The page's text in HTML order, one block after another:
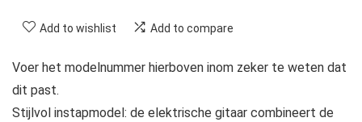
Add to wishlist Add to compare
Voer het modelnummer hierboven inom zeker te weten dat
dit past.
Stijlvol instapmodel: de elektrische gitaar combineert de